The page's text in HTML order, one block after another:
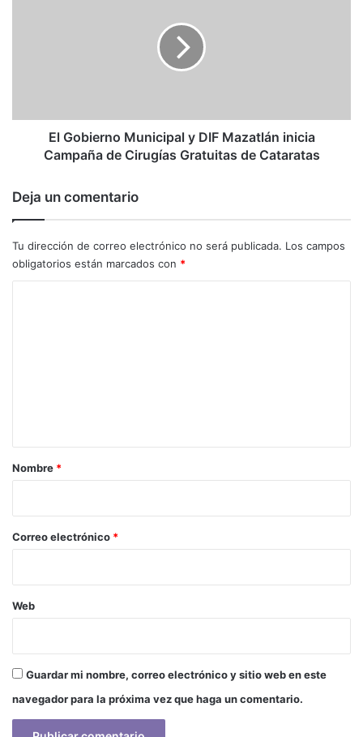
El Alcalde invitó cordialmente a los ciudadanos en general
a pagar puntualmente sus impuestos municipales ya que a
través de estos se realizan obras para beneficio social
de
Cirugías
Gratuitas
El Gobierno Municipal y DIF Mazatlán inicia
Campaña de Cirugías Gratuitas de Cataratas
Deja un comentario
Tu dirección de correo electrónico no será publicada. Los campos
obligatorios están marcados con *
r
*
Nombre *
Correo electrónico *
Web
Guardar mi nombre, correo electrónico y sitio web en este
navegador para la próxima vez que haga un comentario.